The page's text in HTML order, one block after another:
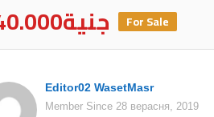
140.000جنية For Sale
Editor02 WasetMasr
Member Since 28 верасня, 2019